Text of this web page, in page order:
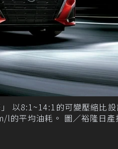
以8:1~14:1的可變壓縮比設
l的平均油耗。 圖／裕隆日產